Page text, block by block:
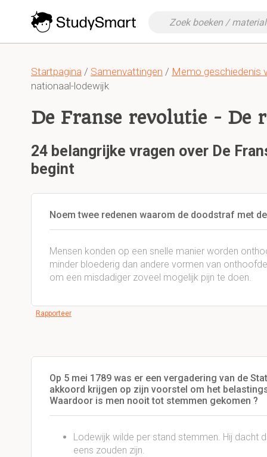
Startpagina / Samenvattingen / Memo geschiedenis
nationaal-lodewijk
De Franse revolutie - De
24 belangrijke vragen over De
begint
Noem twee redenen waarom de doodstraf met
Mensen konden op een snelle manier worden
minder bloederig dan andere vormen van
om een misdadiger zoveel mogelijk pijn te doen.
Rapporteer
Op 5 mei 1789 was er een vergadering van de
akkoord krijgen op zijn voorstel om het
Waardoor is men nooit tot stemmen gekomen ?
Lodewijk wilde per stand stemmen. Hij dacht
eens zouden zijn.